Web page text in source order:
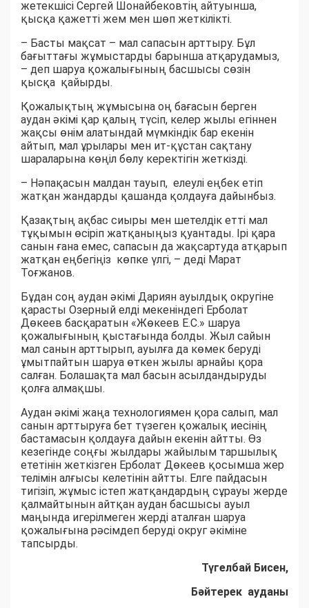
жетекшісі Сергей Шонайбековтің айтуынша,
қысқа қажетті жем мен шөп жеткілікті.
– Басты мақсат – мал сапасын арттыру. Бұл
бағыттағы жұмыстарды барынша атқарудамыз,
– деп шаруа қожалығының басшысы сөзін
қысқа қайырды.
Қожалықтың жұмысына оң бағасын берген
аудан әкімі қар қалың түсіп, келер жылы егіннен
жақсы өнім алатындай мүмкіндік бар екенін
айтып, мал ұрылары мен ит-құстан сақтану
шараларына көңіл бөлу керектігін жеткізді.
– Нәпақасын малдан тауып, елеулі еңбек етіп
жатқан жандарды қашанда қолдауға дайынбыз.
Қазақтың ақбас сиыры мен шетелдік етті мал
тұқымын өсіріп жатқаныңыз қуантады. Ірі қара
санын ғана емес, сапасын да жақсартуда атқарып
жатқан еңбегіңіз көпке үлгі, – деді Марат
Тоғжанов.
Бұдан соң аудан әкімі Дариян ауылдық округіне
қарасты Озерный елді мекеніндегі Ерболат
Дөкеев басқаратын «Жөкеев Е.С.» шаруа
қожалығының қыстағында болды. Жыл сайын
мал санын арттырып, ауылға да көмек беруді
ұмытпайтын шаруа өткен жылы арнайы қора
салған. Болашақта мал басын асылдандыруды
қолға алмақшы.
Аудан әкімі жаңа технологиямен қора салып, мал
санын арттыруға бет түзеген қожалық иесінің
бастамасын қолдауға дайын екенін айтты. Өз
кезегінде соңғы жылдары жайылым таршылық
ететінін жеткізген Ерболат Дөкеев қосымша жер
телімін алғысы келетінін айтты. Елге пайдасын
тигізіп, жұмыс істеп жатқандардың сұрауы жерде
қалмайтынын айтқан аудан басшысы ауыл
маңында игерілмеген жерді аталған шаруа
қожалығына рәсімдеп беруді округ әкімі­не
тапсырды.
Түгелбай Бисен,
Бәйтерек ауданы